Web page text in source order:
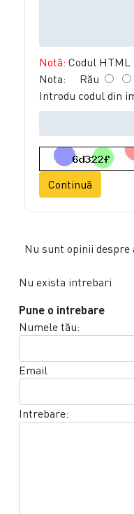
Notă: Codul
Nota: Rău
Introdu codul din
Continuă
Nu sunt opinii despre
Nu exista intrebari
Pune o intrebare
Numele tău:
Email
Intrebare: